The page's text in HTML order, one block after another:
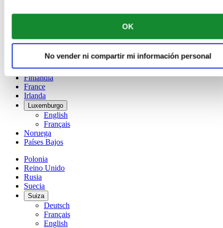
OK
No vender ni compartir mi información personal
Français
简体中文
Dinamarca
España
Finlandia
France
Irlanda
Luxemburgo
English
Français
Noruega
Países Bajos
Polonia
Reino Unido
Rusia
Suecia
Suiza
Deutsch
Français
English